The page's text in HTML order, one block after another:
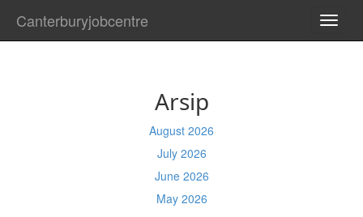
Canterburyjobcentre
Arsip
August 2026
July 2026
June 2026
May 2026